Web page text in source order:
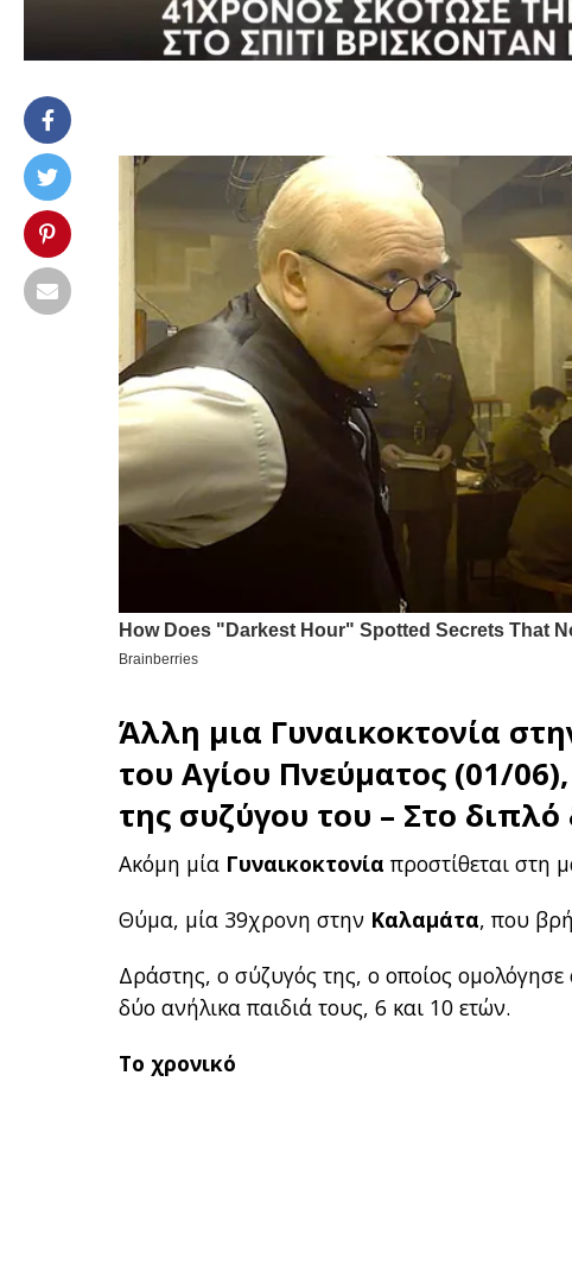
Άλλη μια Γυναικοκτονία
του Αγίου Πνεύματος (01/
της συζύγου του – Στο
Ακόμη μία Γυναικοκτονία προστίθεται στη
Θύμα, μία 39χρονη στην Καλαμάτα, που
Δράστης, ο σύζυγός της, ο οποίος
δύο ανήλικα παιδιά τους, 6 και 10 ετών.
Το χρονικό